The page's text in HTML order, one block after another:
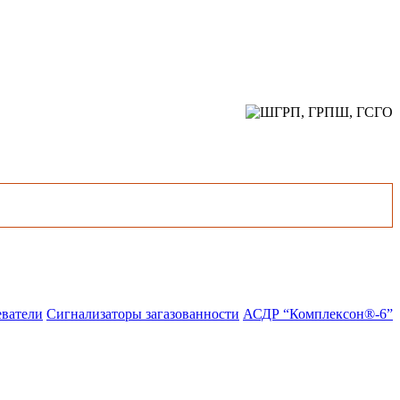
Сигнализаторы загазованности АСДР “Комплексон®-6”